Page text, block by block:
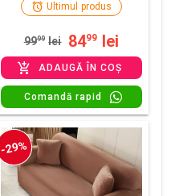
Ultimul produs
9999 lei 8499 lei
ADAUGĂ ÎN COȘ
Comandă rapid
-29%